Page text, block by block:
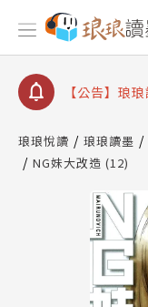
【公告】琅琅
查詢
【公告】因
【公告】琅
【公告】琅
請圖文教學
【公告】琅
【公告】因
停部分閱讀
琅琅悅讀 琅琅讀墨
NG妹大改造 (12)